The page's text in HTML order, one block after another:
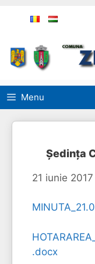
Menu
Şedinţa
21 iunie 2017
.docx